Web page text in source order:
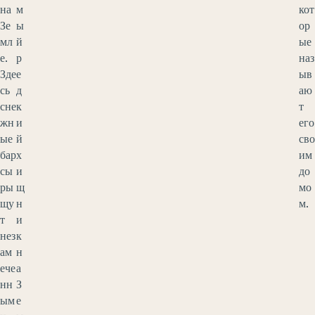
на
Зе
мл
е.
Зде
сь
сне
жн
ые
бар
сы
ры
щу
т
нез
ам
ече
нн
ым
м
ы
й
р
е
д
к
и
й
х
и
щ
н
и
к
н
а
З
е
кот
ор
ые
наз
ыв
аю
т
его
сво
им
до
мо
м.